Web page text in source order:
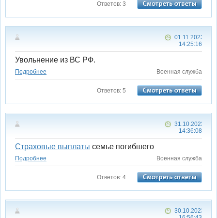
Ответов: 3
01.11.2023
14:25:16
Увольнение из ВС РФ.
Подробнее Военная служба
Ответов: 5
31.10.2023
14:36:08
Страховые выплаты семье погибшего
Подробнее Военная служба
Ответов: 4
30.10.2023